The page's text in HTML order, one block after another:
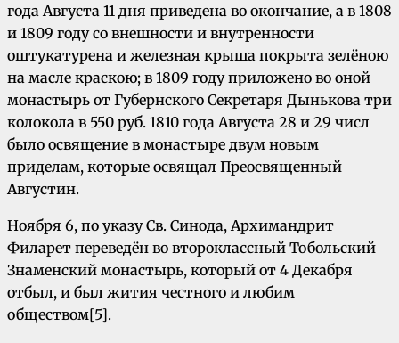
года Августа 11 дня приведена во окончание, а в 1808
и 1809 году со внешности и внутренности
оштукатурена и железная крыша покрыта зелёною
на масле краскою; в 1809 году приложено во оной
монастырь от Губернского Секретаря Дынькова три
колокола в 550 руб. 1810 года Августа 28 и 29 числ
было освящение в монастыре двум новым
приделам, которые освящал Преосвященный
Августин.
Ноября 6, по указу Св. Синода, Архимандрит
Филарет переведён во второклассный Тобольский
Знаменский монастырь, который от 4 Декабря
отбыл, и был жития честного и любим
обществом[5].